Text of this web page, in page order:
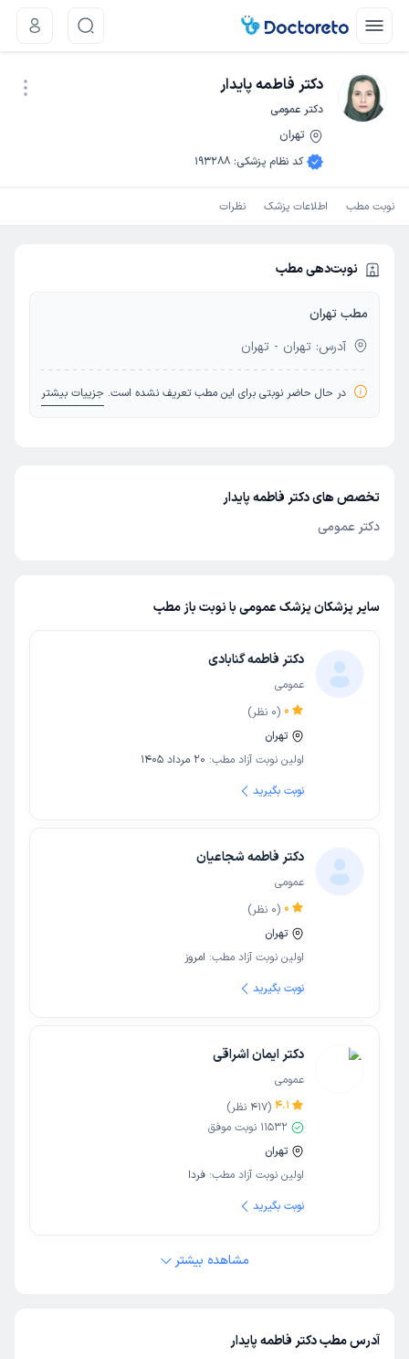
دکتر فاطمه پایدار
دکتر عمومی
تهران
کد نظام پزشکی:
193288
نوبت مطب اطلاعات پزشک نظرات
نوبت‌دهی مطب
مطب تهران
آدرس: تهران - تهران
در حال حاضر نوبتی برای این مطب تعریف نشده است. جزییات بیشتر
تخصص های دکتر فاطمه پایدار
دکتر عمومی
سایر پزشکان پزشک عمومی با نوبت باز مطب
دکتر فاطمه گنابادی
عمومی
0
(
0 نظر)
تهران
اولین نوبت آزاد مطب: 20 مرداد 1405
نوبت بگیرید
دکتر فاطمه شجاعیان
عمومی
0
(
0 نظر)
تهران
اولین نوبت آزاد مطب: امروز
نوبت بگیرید
دکتر ایمان اشراقی
عمومی
4.1
(
417 نظر)
11532 نوبت موفق
تهران
اولین نوبت آزاد مطب: فردا
نوبت بگیرید
مشاهده بیشتر
آدرس مطب دکتر فاطمه پایدار